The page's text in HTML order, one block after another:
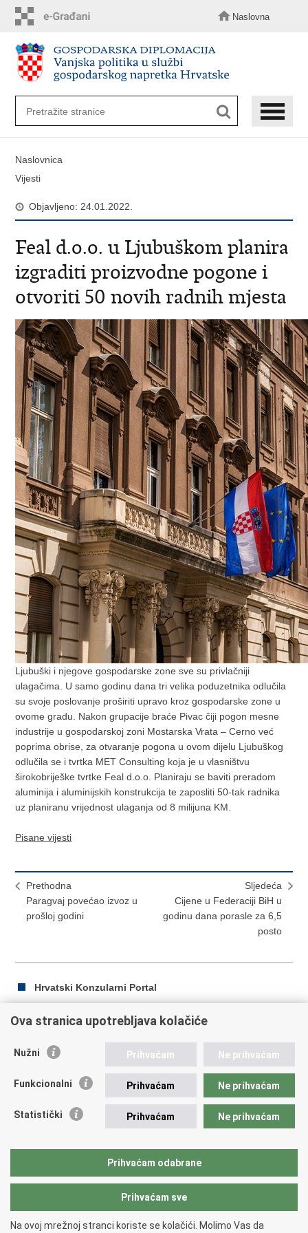
sadržaj
Naslovna
Naslovnica
Vijesti
Objavljeno: 24.01.2022.
Feal d.o.o. u Ljubuškom planira
izgraditi proizvodne pogone i
otvoriti 50 novih radnih mjesta
Ljubuški i njegove gospodarske zone sve su privlačniji
ulagačima. U samo godinu dana tri velika poduzetnika odlučila
su svoje poslovanje proširiti upravo kroz gospodarske zone u
ovome gradu. Nakon grupacije braće Pivac čiji pogon mesne
industrije u gospodarskoj zoni Mostarska Vrata – Cerno već
poprima obrise, za otvaranje pogona u ovom dijelu Ljubuškog
odlučila se i tvrtka MET Consulting koja je u vlasništvu
širokobriješke tvrtke Feal d.o.o. Planiraju se baviti preradom
aluminija i aluminijskih konstrukcija te zaposliti 50-tak radnika
uz planiranu vrijednost ulaganja od 8 milijuna KM.
Pisane vijesti
Prethodna
Paragvaj povećao izvoz u
prošloj godini
Sljedeća
Cijene u Federaciji BiH u
godinu dana porasle za 6,5
posto
Hrvatski Konzularni Portal
Ispiši
Podijeli
Facebooku
Twitteru
Republika Hrvatska
Trg N.Š. Zrinskog 7-8, 10000 Zagreb
fax: +385 (0)1 4551 795, +385 (0)1 4920 149
ministarstvo@mvep.hr
Ova stranica upotrebljava kolačiće
Nužni Prihvaćam Ne prihvaćam
Funkcionalni Prihvaćam Ne prihvaćam
Statistički Prihvaćam Ne prihvaćam
Prihvaćam odabrane
Prihvaćam sve
Na ovoj mrežnoj stranci koriste se kolačići. Molimo Vas da